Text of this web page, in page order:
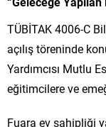
TÜBİTAK 4006-C
açılış töreninde
Yardımcısı Mutlu
eğitimcilere ve
Fuara ev sahipliği